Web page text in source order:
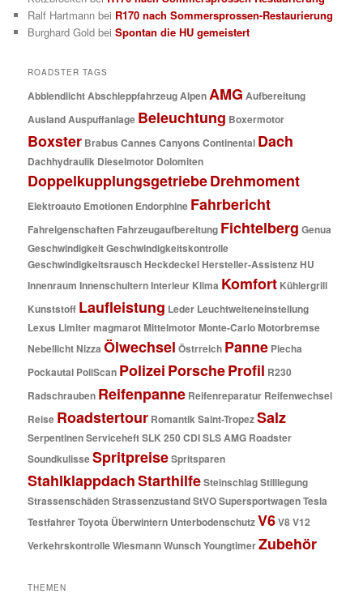
Ralf Hartmann bei R170 nach Sommersprossen-Restaurierung
Burghard Gold beiSpontan die HU gemeistert
ROADSTER TAGS
AbblendlichtAbschleppfahrzeugAlpenAMG Aufbereitung
AuslandAuspuffanlage Beleuchtung Boxermotor
Boxster Brabus Cannes Canyons Continental Dach
Dachhydraulik Dieselmotor Dolomiten
DoppelkupplungsgetriebeDrehmoment
Elektroauto Emotionen Endorphine Fahrbericht
Fahreigenschaften Fahrzeugaufbereitung Fichtelberg Genua
GeschwindigkeitGeschwindigkeitskontrolle
GeschwindigkeitsrauschHeckdeckelHersteller-AssistenzHU
Innenraum InnenschulternInterieur Klima Komfort Kühlergrill
Kunststoff Laufleistung Leder Leuchtweiteneinstellung
Lexus LimitermagmarotMittelmotorMonte-CarloMotorbremse
NebellichtNizza Ölwechsel Östrreich Panne Piecha
Pockautal PoliScan PolizeiPorscheProfil R230
Radschrauben Reifenpanne Reifenreparatur Reifenwechsel
Reise Roadstertour RomantikSaint-TropezSalz
SerpentinenServiceheftSLK 250 CDISLS AMG Roadster
SoundkulisseSpritpreiseSpritsparen
StahlklappdachStarthilfeSteinschlagStilllegung
StrassenschädenStrassenzustandStVOSupersportwagenTesla
TestfahrerToyota Überwintern UnterbodenschutzV6V8V12
VerkehrskontrolleWiesmannWunschYoungtimerZubehör
THEMEN